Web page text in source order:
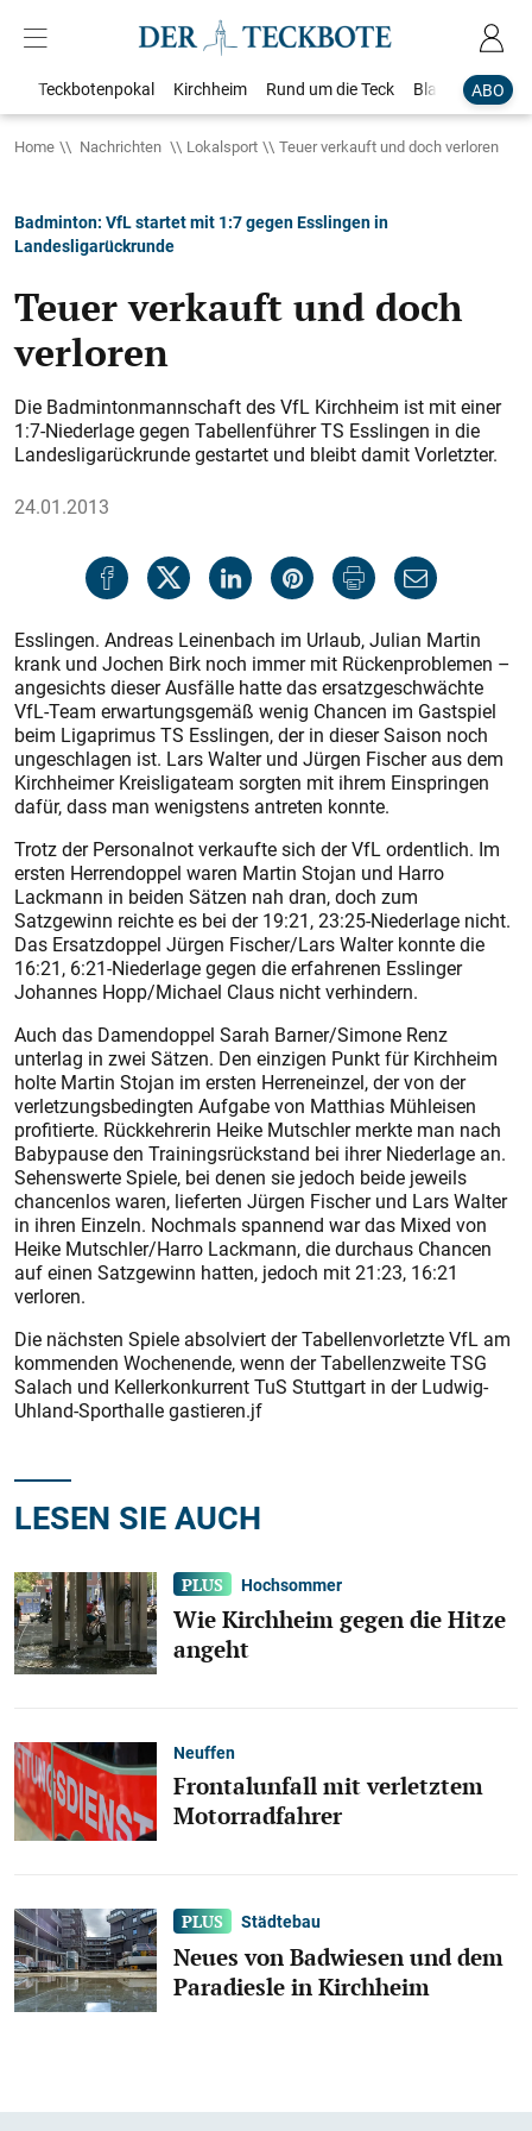
ABO
Teckbotenpokal Kirchheim Rund um die Teck Blaulicht
Home Nachrichten Lokalsport Teuer verkauft und doch verloren
Badminton: VfL startet mit 1:7 gegen Esslingen in
Landesligarückrunde
Teuer verkauft und doch
verloren
Die Badmintonmannschaft des VfL Kirchheim ist mit einer
1:7-Niederlage gegen Tabellenführer TS Esslingen in die
Landesligarückrunde gestartet und bleibt damit Vorletzter.
24.01.2013
Esslingen. Andreas Leinenbach im Urlaub, Julian Martin
krank und Jochen Birk noch immer mit Rückenproblemen –
angesichts dieser Ausfälle hatte das ersatzgeschwächte
VfL-Team erwartungsgemäß wenig Chancen im Gastspiel
beim Ligaprimus TS Esslingen, der in dieser Saison noch
ungeschlagen ist. Lars Walter und Jürgen Fischer aus dem
Kirchheimer Kreisligateam sorgten mit ihrem Einspringen
dafür, dass man wenigstens antreten konnte.
Trotz der Personalnot verkaufte sich der VfL ordentlich. Im
ersten Herrendoppel waren Martin Stojan und Harro
Lackmann in beiden Sätzen nah dran, doch zum
Satzgewinn reichte es bei der 19:21, 23:25-Niederlage nicht.
Das Ersatzdoppel Jürgen Fischer/Lars Walter konnte die
16:21, 6:21-Niederlage gegen die erfahrenen Esslinger
Johannes Hopp/Michael Claus nicht verhindern.
Auch das Damendoppel Sarah Barner/Simone Renz
unterlag in zwei Sätzen. Den einzigen Punkt für Kirchheim
holte Martin Stojan im ersten Herreneinzel, der von der
verletzungsbedingten Aufgabe von Matthias Mühleisen
profitierte. Rückkehrerin Heike Mutschler merkte man nach
Babypause den Trainingsrückstand bei ihrer Niederlage an.
Sehenswerte Spiele, bei denen sie jedoch beide jeweils
chancenlos waren, lieferten Jürgen Fischer und Lars Walter
in ihren Einzeln. Nochmals spannend war das Mixed von
Heike Mutschler/Harro Lackmann, die durchaus Chancen
auf einen Satzgewinn hatten, jedoch mit 21:23, 16:21
verloren.
Die nächsten Spiele absolviert der Tabellenvorletzte VfL am
kommenden Wochenende, wenn der Tabellenzweite TSG
Salach und Kellerkonkurrent TuS Stuttgart in der Ludwig-
Uhland-Sporthalle gastieren.jf
LESEN SIE AUCH
Hochsommer
Wie Kirchheim gegen die Hitze
angeht
Neuffen
Frontalunfall mit verletztem
Motorradfahrer
Städtebau
Neues von Badwiesen und dem
Paradiesle in Kirchheim